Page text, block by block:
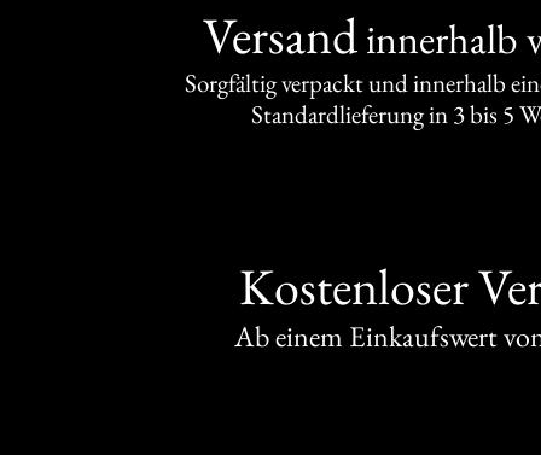
Versandinnerhalb
Sorgfältig verpackt und innerhalb
Standardlieferung in 3 bis 5
Kostenloser
Ab einem Einkaufswert